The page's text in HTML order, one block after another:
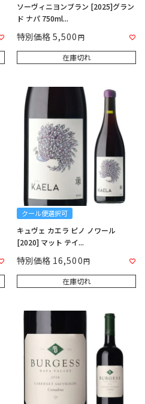
ソーヴィニヨンブラン [2025]グラン
ド ナパ 750ml...
特別価格 5,500
在庫切れ
クール便選択可
キュヴェ カエラ ピノ ノワール
[2020] マット テイ...
特別価格 16,500
在庫切れ